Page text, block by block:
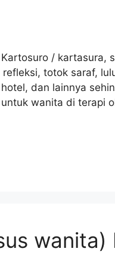
/ kartasura,
totok saraf,
dan lainnya
wanita di terapi
wanita)